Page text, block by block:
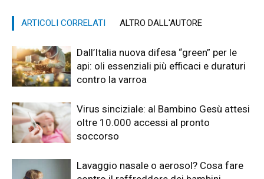
ARTICOLI CORRELATI ALTRO DALL'AUTORE
Dall’Italia nuova difesa “green” per le
api: oli essenziali più efficaci e duraturi
contro la varroa
Virus sinciziale: al Bambino Gesù attesi
oltre 10.000 accessi al pronto
soccorso
Lavaggio nasale o aerosol? Cosa fare